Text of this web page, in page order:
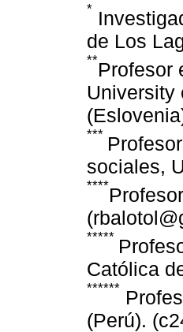
*
de Los
**Profesor
University
***
sociales,
****
*****
Católica
******
(Perú).